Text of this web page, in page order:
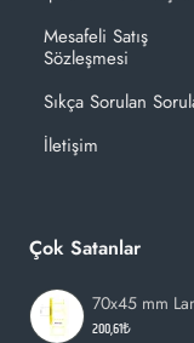
3- Termal kafayı açınız.
4-
özel solüsyonlu
bastırarak siliniz.
Mesafeli Satış
Sözleşmesi
Sıkça Sorulan
İletişim
Çok Satanlar
70x45 mm
200,61₺